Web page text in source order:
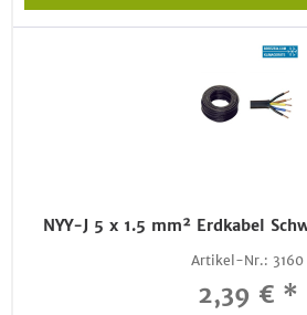
NYY-J 5 x 1.5 mm² Erdkabel
Artikel-Nr.: 3160
2,39 € *